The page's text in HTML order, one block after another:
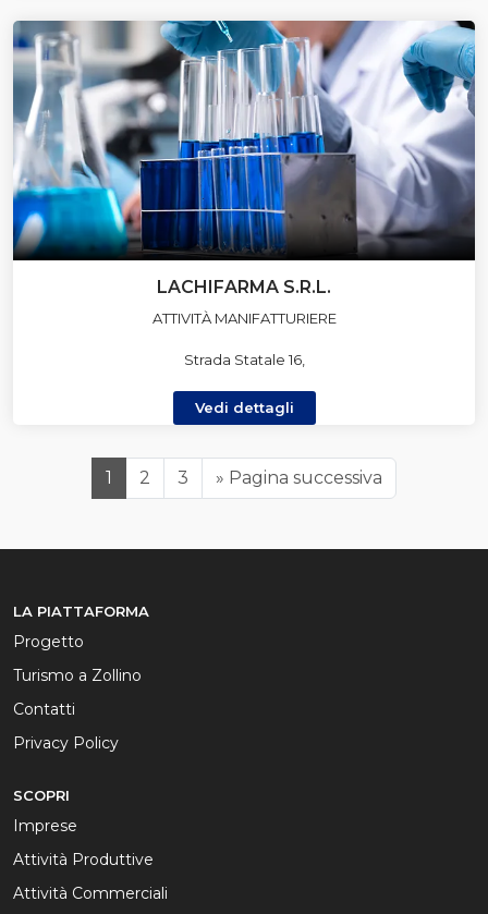
LACHIFARMA S.R.L.
ATTIVITÀ MANIFATTURIERE
Strada Statale 16,
Vedi dettagli
1 2 3 » Pagina successiva
LA PIATTAFORMA
Progetto
Turismo a Zollino
Contatti
Privacy Policy
SCOPRI
Imprese
Attività Produttive
Attività Commerciali